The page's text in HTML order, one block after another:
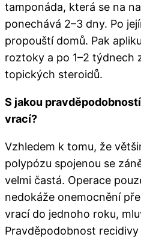
tamponáda, která se na
ponechává 2–3 dny. Po
propouští domů. Pak
roztoky a po 1–2 týdnech
topických steroidů.
S jakou
vrací?​
Vzhledem k tomu, že
polypózu spojenou se
velmi častá. Operace
nedokáže onemocnění
vrací do jednoho roku,
Pravděpodobnost